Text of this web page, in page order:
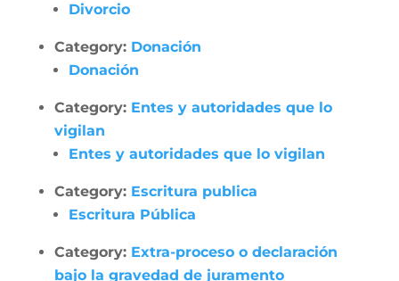
Divorcio
Category: Donación
Donación
Category: Entes y autoridades que lo
vigilan
Entes y autoridades que lo vigilan
Category: Escritura publica
Escritura Pública
Category: Extra-proceso o declaración
bajo la gravedad de juramento